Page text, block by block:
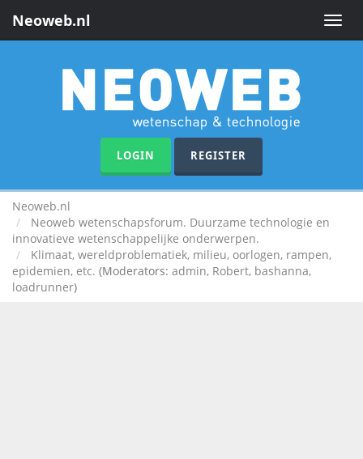
Toggle
Neoweb.nl
LOGIN REGISTER
Neoweb.nl
Neoweb wetenschapsforum. Duurzame technologie en
innovatieve wetenschappelijke onderwerpen.
Klimaat, wereldproblematiek, milieu, oorlogen, rampen,
epidemien, etc. (Moderators: admin, Robert, bashanna,
loadrunner)